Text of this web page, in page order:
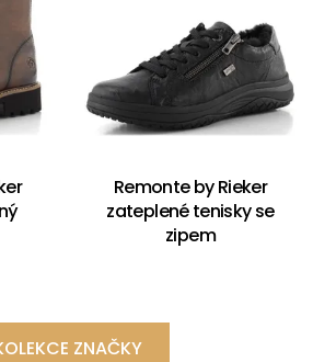
Remonte by Rieker
zateplené tenisky se
zipem
ZNAČKY